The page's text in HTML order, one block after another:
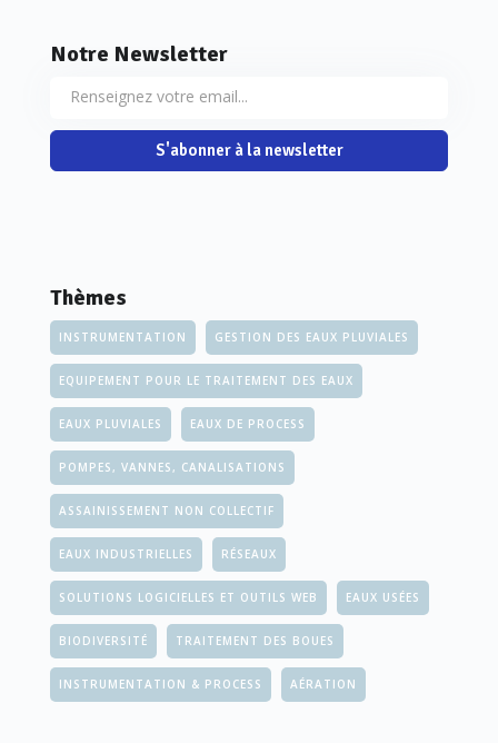
Notre Newsletter
S'abonner à la newsletter
Thèmes
INSTRUMENTATION GESTION DES EAUX PLUVIALES
EQUIPEMENT POUR LE TRAITEMENT DES EAUX
EAUX PLUVIALES EAUX DE PROCESS
POMPES, VANNES, CANALISATIONS
ASSAINISSEMENT NON COLLECTIF
EAUX INDUSTRIELLES RÉSEAUX
SOLUTIONS LOGICIELLES ET OUTILS WEB EAUX USÉES
BIODIVERSITÉ TRAITEMENT DES BOUES
INSTRUMENTATION & PROCESS AÉRATION